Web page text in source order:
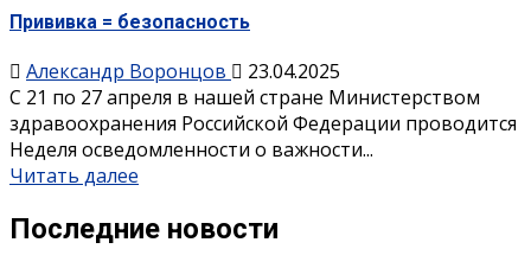
Прививка = безопасность
Александр Воронцов
23.04.2025
С 21 по 27 апреля в нашей стране Министерством
здравоохранения Российской Федерации проводится
Неделя осведомленности о важности...
Читать далее
Последние новости